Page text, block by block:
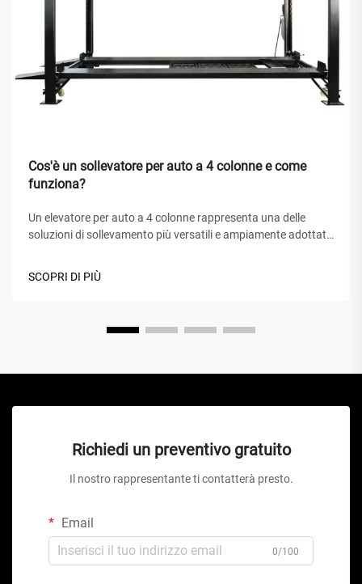
Cos'è un sollevatore per auto a 4 colonne e come
funziona?
Un elevatore per auto a 4 colonne rappresenta una delle
soluzioni di sollevamento più versatili e ampiamente adottate
e nelle officine commerciali in tutto il mondo. A differenza dei
SCOPRI DI PIÙ
Richiedi un preventivo gratuito
Il nostro rappresentante ti contatterà presto.
Email
0/100